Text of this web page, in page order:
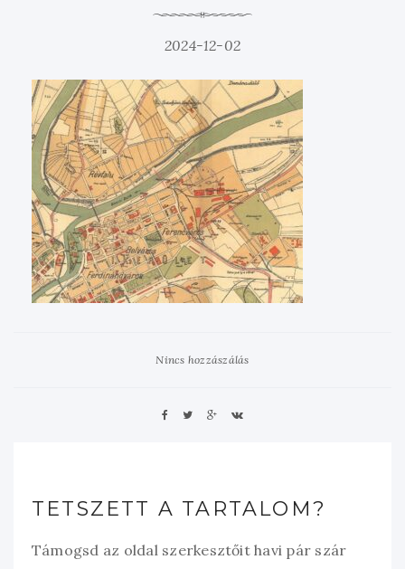
2024-12-02
Nincs hozzászálás
TETSZETT A TARTALOM?
Támogsd az oldal szerkesztőit havi pár szár